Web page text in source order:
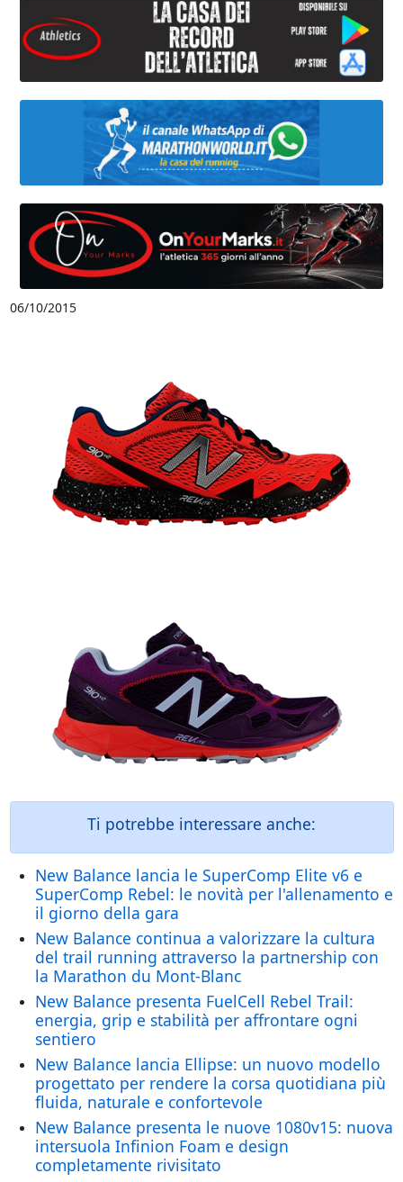
06/10/2015
Ti potrebbe interessare anche:
New Balance lancia le SuperComp Elite v6 e
SuperComp Rebel: le novità per l'allenamento e
il giorno della gara
New Balance continua a valorizzare la cultura
del trail running attraverso la partnership con
la Marathon du Mont-Blanc
New Balance presenta FuelCell Rebel Trail:
energia, grip e stabilità per affrontare ogni
sentiero
New Balance lancia Ellipse: un nuovo modello
progettato per rendere la corsa quotidiana più
fluida, naturale e confortevole
New Balance presenta le nuove 1080v15: nuova
intersuola Infinion Foam e design
completamente rivisitato